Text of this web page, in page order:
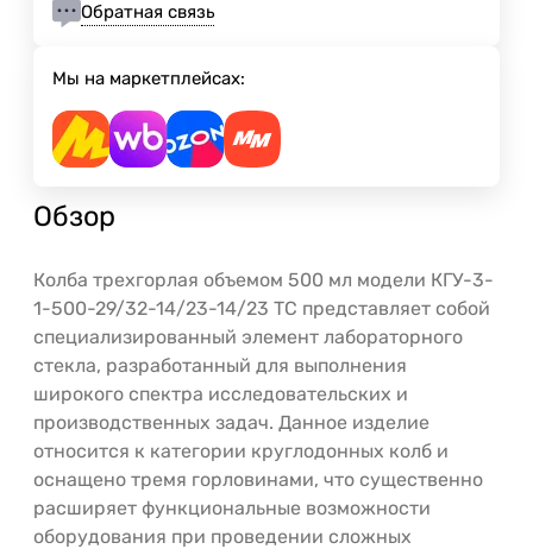
Обратная связь
Мы на маркетплейсах:
Обзор
Колба трехгорлая объемом 500 мл модели КГУ-3-
1-500-29/32-14/23-14/23 ТС представляет собой
специализированный элемент лабораторного
стекла, разработанный для выполнения
широкого спектра исследовательских и
производственных задач. Данное изделие
относится к категории круглодонных колб и
оснащено тремя горловинами, что существенно
расширяет функциональные возможности
оборудования при проведении сложных